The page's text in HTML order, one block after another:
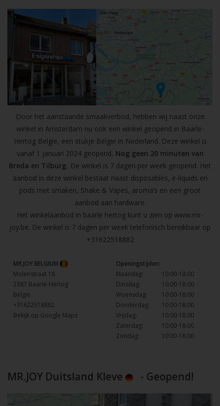
Door het aanstaande smaakverbod, hebben wij naast onze
winkel in Amsterdam nu ook een winkel geopend in Baarle-
Hertog Belgie, een stukje Belgie in Nederland. Deze winkel is
vanaf 1 januari 2024 geopend, Nog geen 20 minuten van
Breda en Tilburg. De winkel is 7 dagen per week geopend. Het
aanbod in deze winkel bestaat naast disposables, e-liquids en
pods met smaken, Shake & Vapes, aroma’s en een groot
aanbod aan hardware.
Het winkelaanbod in baarle hertog kunt u zien op www.mr-
joy.be. De winkel is 7 dagen per week telefonisch bereikbaar op
+31622518882
MR.JOY BELGIUM
Molenstraat 18
2387 Baarle-Hertog
België
+31622518882
Bekijk op Google Maps
Openingstijden:
Maandag:
10:00-18:00
Dinsdag:
10:00-18:00
Woensdag:
10:00-18:00
Donderdag:
10:00-18:00
Vrijdag:
10:00-18:00
Zaterdag:
10:00-18:00
Zondag:
10:00-18:00
MR.JOY Duitsland Kleve - Geopend!